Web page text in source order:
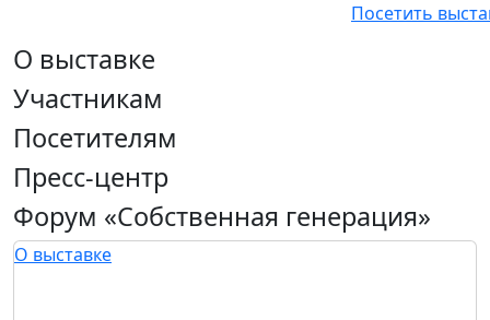
Посетить
О выставке
Участникам
Посетителям
Пресс-центр
Форум «Собственная генерация»
О выставке